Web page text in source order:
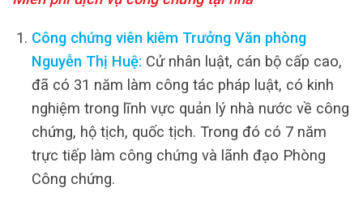
Công chứng viên kiêm Trưởng Văn phòng
Nguyễn Thị Huệ: Cử nhân luật, cán bộ cấp cao,
đã có 31 năm làm công tác pháp luật, có kinh
nghiệm trong lĩnh vực quản lý nhà nước về công
chứng, hộ tịch, quốc tịch. Trong đó có 7 năm
trực tiếp làm công chứng và lãnh đạo Phòng
Công chứng.